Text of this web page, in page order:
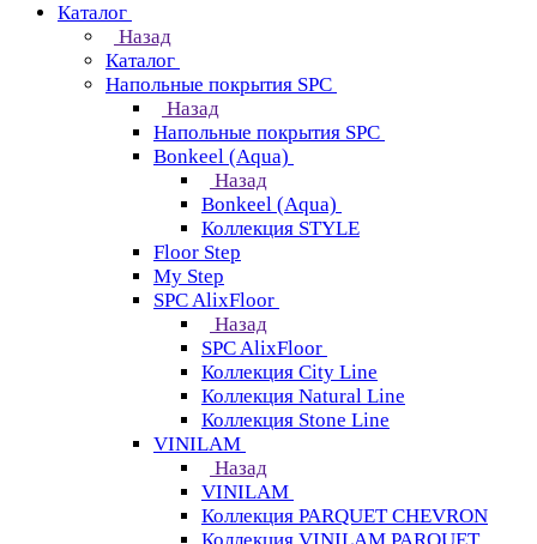
Каталог
Назад
Каталог
Напольные покрытия SPC
Назад
Напольные покрытия SPC
Bonkeel (Aqua)
Назад
Bonkeel (Aqua)
Коллекция STYLE
Floor Step
My Step
SPC AlixFloor
Назад
SPC AlixFloor
Коллекция City Line
Коллекция Natural Line
Коллекция Stone Line
VINILAM
Назад
VINILAM
Коллекция PARQUET CHEVRON